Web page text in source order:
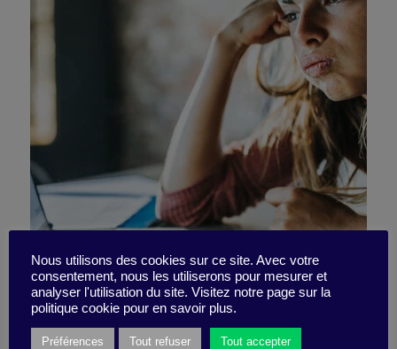
L’ennui, ce catalyseur
d’action
Nous utilisons des cookies sur ce site. Avec votre
consentement, nous les utiliserons pour mesurer et
analyser l'utilisation du site. Visitez notre page sur la
politique cookie pour en savoir plus.
Préférences Tout refuser Tout accepter